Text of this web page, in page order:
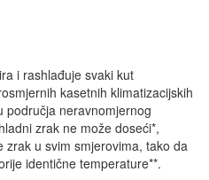
i rashlađuje svaki kut
kasetnih klimatizacijskih
područja neravnomjernog
zrak ne može doseći*,
zrak u svim smjerovima, tako da
identične temperature**.